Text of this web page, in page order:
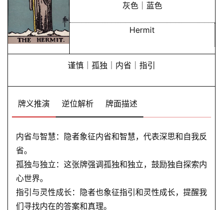
灰色｜蓝色
Hermit
谨慎｜孤独｜内省｜指引
牌义推演 逆位解析 牌面描述
内省与智慧：隐者象征内省和智慧，代表深思和自我反
省。
孤独与独立：这张牌强调孤独和独立，鼓励独自探索内
心世界。
指引与灵性成长：隐者也象征指引和灵性成长，提醒我
们寻找内在的答案和真理。